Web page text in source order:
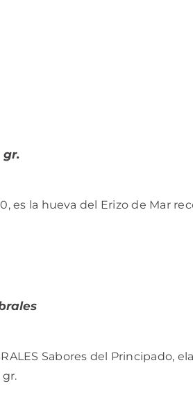
gr.
es la hueva del Erizo de Mar
Sabores del Principado,